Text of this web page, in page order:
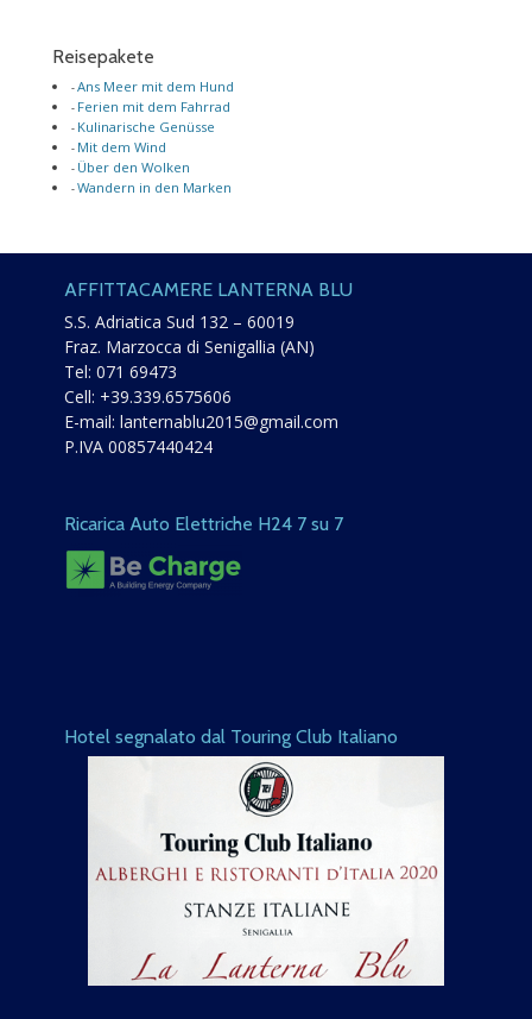
Reisepakete
Ans Meer mit dem Hund
Ferien mit dem Fahrrad
Kulinarische Genüsse
Mit dem Wind
Über den Wolken
Wandern in den Marken
AFFITTACAMERE LANTERNA BLU
S.S. Adriatica Sud 132 – 60019
Fraz. Marzocca di Senigallia (AN)
Tel: 071 69473
Cell: +39.339.6575606
E-mail: lanternablu2015@gmail.com
P.IVA 00857440424
Ricarica Auto Elettriche H24 7 su 7
Hotel segnalato dal Touring Club Italiano